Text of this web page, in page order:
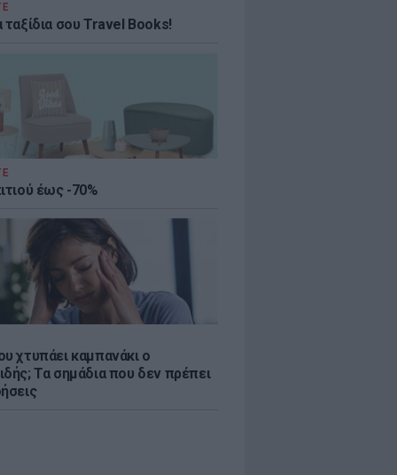
ταξίδια σου Travel Books!
έως -70%
χτυπάει καμπανάκι ο
Τα σημάδια που δεν πρέπει